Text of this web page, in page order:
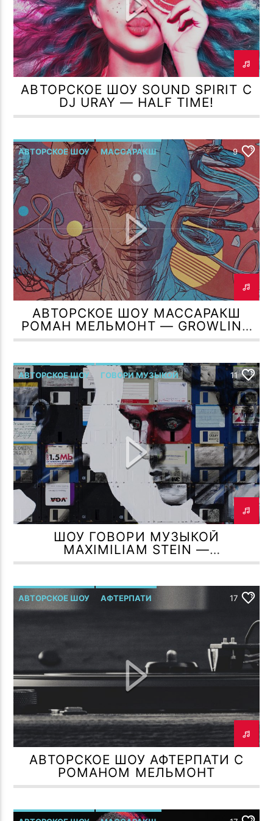
НЕ ОГЛЯДЫВАЯСЬ НАЗАД ( CCCP
CREW MIX DEEP HOUSE VOL 4 )
TROLL FAMILY РОМАН МЕЛЬМОНТ
АВТОРСКОЕ ШОУ SOUND SPIRIT С
DJ URAY — HALF TIME!
АВТОРСКОЕ ШОУ МАССАРАКШ
Р.МЕЛЬМОНТ
9
АВТОРСКОЕ ШОУ МАССАРАКШ
РОМАН МЕЛЬМОНТ — GROWLING
ACOUSTICS
АВТОРСКОЕ ШОУ ГОВОРИ МУЗЫКОЙ
Р.МЕЛЬМОНТ
11
ШОУ ГОВОРИ МУЗЫКОЙ
MAXIMILIAM STEIN —
ПОДЗЕМНАЯ ГАЛЕРЕЯ ДУШИ!
АВТОРСКОЕ ШОУ АФТЕРПАТИ 17
АВТОРСКОЕ ШОУ АФТЕРПАТИ С
РОМАНОМ МЕЛЬМОНТ